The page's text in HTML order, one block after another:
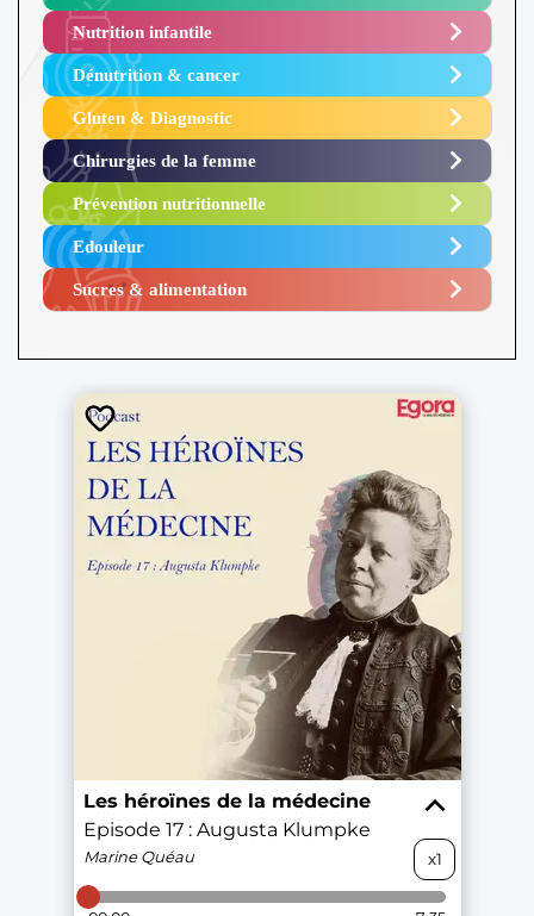
Nutrition infantile
Dénutrition & cancer
Gluten & Diagnostic
Chirurgies de la femme
Prévention nutritionnelle
Edouleur​
Sucres & alimentation​